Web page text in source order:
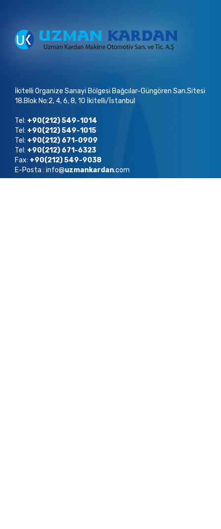
İkitelli Organize Sanayi Bölgesi Bağcılar-Güngören San.Sitesi
18.Blok No:2, 4, 6, 8, 10 İkitelli/İstanbul
Tel: +90(212) 549-1014
Tel: +90(212) 549-1015
Tel: +90(212) 671-0909
Tel: +90(212) 671-6323
Fax: +90(212) 549-9038
E-Posta : info@uzmankardan.com